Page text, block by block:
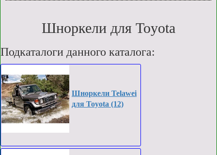
Шноркели для Toyota
Подкаталоги данного каталога:
Шноркели Telawei
для Toyota (12)